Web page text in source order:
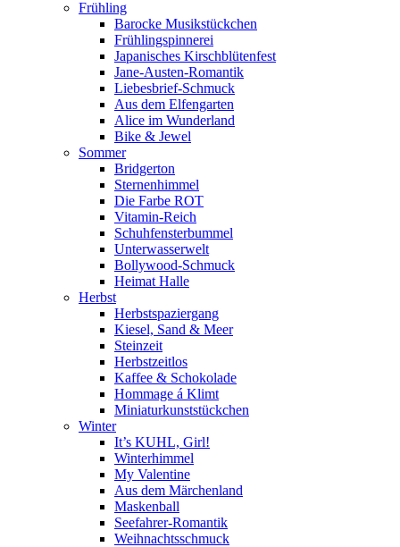
Frühling
Barocke Musikstückchen
Frühlingspinnerei
Japanisches Kirschblütenfest
Jane-Austen-Romantik
Liebesbrief-Schmuck
Aus dem Elfengarten
Alice im Wunderland
Bike & Jewel
Sommer
Bridgerton
Sternenhimmel
Die Farbe ROT
Vitamin-Reich
Schuhfensterbummel
Unterwasserwelt
Bollywood-Schmuck
Heimat Halle
Herbst
Herbstspaziergang
Kiesel, Sand & Meer
Steinzeit
Herbstzeitlos
Kaffee & Schokolade
Hommage á Klimt
Miniaturkunststückchen
Winter
It’s KUHL, Girl!
Winterhimmel
My Valentine
Aus dem Märchenland
Maskenball
Seefahrer-Romantik
Weihnachtsschmuck